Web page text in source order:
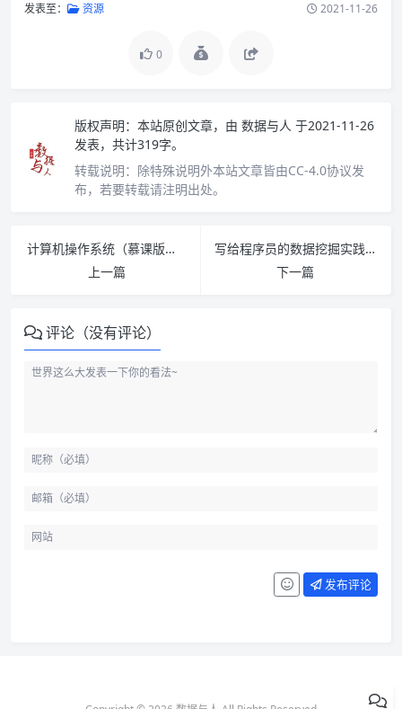
发表至： 资源 2021-11-26
0
版权声明： 本站原创文章，由 数据与人 于2021-11-26
发表，共计319字。
转载说明： 除特殊说明外本站文章皆由CC-4.0协议发
布，若要转载请注明出处。
计算机操作系统（慕课版）PDF下载
上一篇
写给程序员的数据挖掘实践指南 PDF下载
下一篇
评论（没有评论）
发布评论